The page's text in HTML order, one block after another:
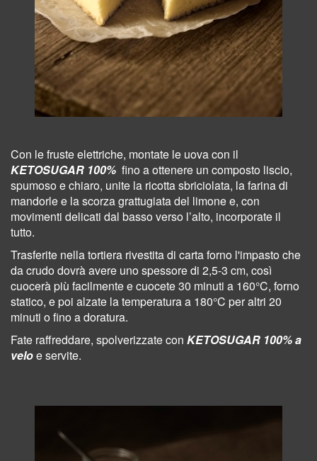
Con le fruste elettriche, montate le uova con il
KETOSUGAR 100% fino a ottenere un composto liscio,
spumoso e chiaro, unite la ricotta sbriciolata, la farina di
mandorle e la scorza grattugiata del limone e, con
movimenti delicati dal basso verso l’alto, incorporate il
tutto.
Trasferite nella tortiera rivestita di carta forno l'impasto che
da crudo dovrà avere uno spessore di 2,5-3 cm, così
cuocerà più facilmentee cuocete 30 minuti a 160°C, forno
statico, e poi alzate la temperatura a 180°C per altri 20
minuti o fino a doratura.
Fate raffreddare, spolverizzate con KETOSUGAR 100% a
veloe servite.